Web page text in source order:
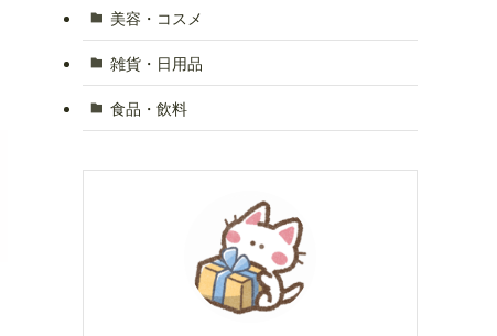
美容・コスメ
雑貨・日用品
食品・飲料